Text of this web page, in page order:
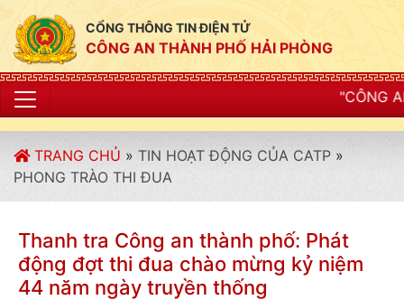
CỔNG THÔNG TIN ĐIỆN TỬ
CÔNG AN THÀNH PHỐ HẢI PHÒNG
"CÔNG AN THÀNH PHỐ
TRANG CHỦ » TIN HOẠT ĐỘNG CỦA CATP »
PHONG TRÀO THI ĐUA
Thanh tra Công an thành phố: Phát
động đợt thi đua chào mừng kỷ niệm
44 năm ngày truyền thống